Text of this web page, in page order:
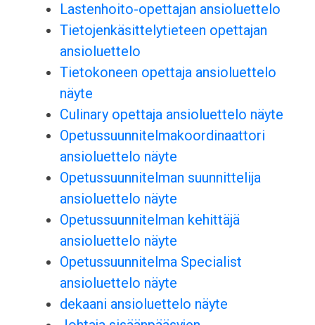
Lastenhoito-opettajan ansioluettelo
Tietojenkäsittelytieteen opettajan
ansioluettelo
Tietokoneen opettaja ansioluettelo
näyte
Culinary opettaja ansioluettelo näyte
Opetussuunnitelmakoordinaattori
ansioluettelo näyte
Opetussuunnitelman suunnittelija
ansioluettelo näyte
Opetussuunnitelman kehittäjä
ansioluettelo näyte
Opetussuunnitelma Specialist
ansioluettelo näyte
dekaani ansioluettelo näyte